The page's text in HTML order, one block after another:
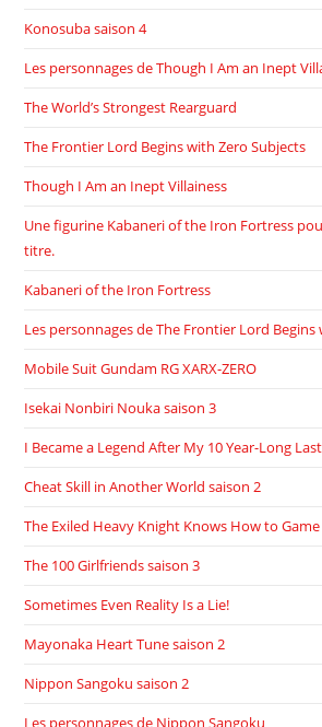
Konosuba saison 4
Les personnages de Though I Am an Inept
The World’s Strongest Rearguard
The Frontier Lord Begins with Zero Subjects
Though I Am an Inept Villainess
Une figurine Kabaneri of the Iron Fortress
titre.
Kabaneri of the Iron Fortress
Les personnages de The Frontier Lord
Mobile Suit Gundam RG XARX-ZERO
Isekai Nonbiri Nouka saison 3
I Became a Legend After My 10 Year-Long
Cheat Skill in Another World saison 2
The Exiled Heavy Knight Knows How to
The 100 Girlfriends saison 3
Sometimes Even Reality Is a Lie!
Mayonaka Heart Tune saison 2
Nippon Sangoku saison 2
Les personnages de Nippon Sangoku